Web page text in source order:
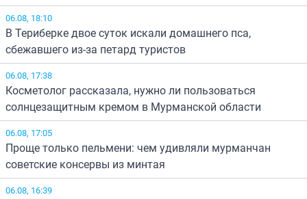
06.08, 18:10
В Териберке двое суток искали домашнего пса,
сбежавшего из-за петард туристов
06.08, 17:38
Косметолог рассказала, нужно ли пользоваться
солнцезащитным кремом в Мурманской области
06.08, 17:05
Проще только пельмени: чем удивляли мурманчан
советские консервы из минтая
06.08, 16:39